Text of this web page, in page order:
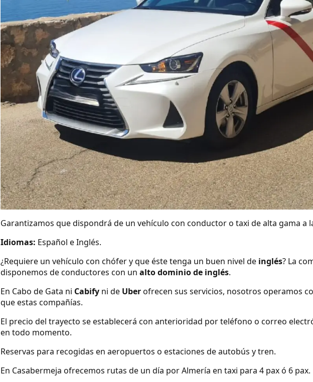
Garantizamos que dispondrá de un vehículo con conductor o taxi de alta gama a
Idiomas: Español e Inglés.
¿Requiere un vehículo con chófer y que éste tenga un buen nivel de inglés? La
disponemos de conductores con un alto dominio de inglés.
En Cabo de Gata ni Cabify ni de Uberofrecen sus servicios, nosotros operamos
que estas compañías.
El precio del trayecto se establecerá con anterioridad por teléfono o correo
en todo momento.
Reservas para recogidas en aeropuertos o estaciones de autobús y tren.
En Casabermeja ofrecemos rutas de un día por Almería en taxi para 4 pax ó 6 pax.